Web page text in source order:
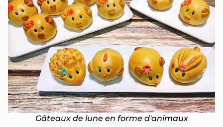
Gâteaux de lune en forme d'animaux